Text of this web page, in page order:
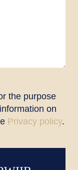
the purpose
on
Privacy policy.